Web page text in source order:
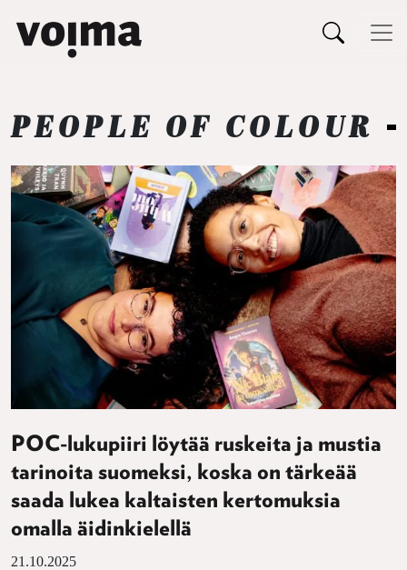
Päävalikko
PEOPLE OF COLOUR
POC-lukupiiri löytää ruskeita ja mustia
tarinoita suomeksi, koska on tärkeää
saada lukea kaltaisten kertomuksia
omalla äidinkielellä
21.10.2025